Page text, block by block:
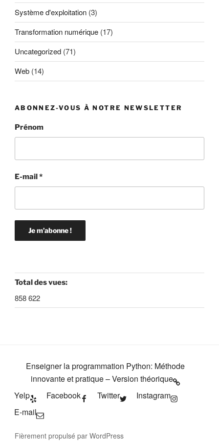
Système d'exploitation (3)
Transformation numérique (17)
Uncategorized (71)
Web (14)
ABONNEZ-VOUS À NOTRE NEWSLETTER
Prénom
E-mail*
Total des vues:
858 622
Enseigner la programmation Python: Méthode
innovante et pratique – Version théorique
Yelp
Facebook Twitter
Instagram
E-mail
Fièrement propulsé par WordPress